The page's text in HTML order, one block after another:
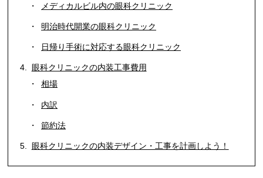
メディカルビル内の眼科クリニック
明治時代開業の眼科クリニック
日帰り手術に対応する眼科クリニック
眼科クリニックの内装工事費用
相場
内訳
節約法
眼科クリニックの内装デザイン・工事を計画しよう！